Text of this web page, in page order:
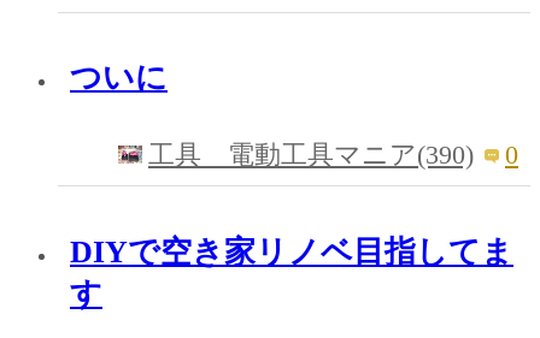
ついに
工具 電動工具マニア(390) 0
DIYで空き家リノベ目指してま
す